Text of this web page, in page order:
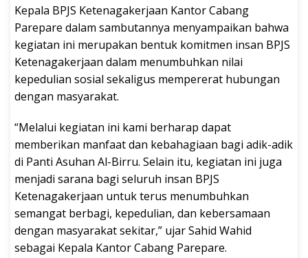
Kepala BPJS Ketenagakerjaan Kantor Cabang
Parepare dalam sambutannya menyampaikan bahwa
kegiatan ini merupakan bentuk komitmen insan BPJS
Ketenagakerjaan dalam menumbuhkan nilai
kepedulian sosial sekaligus mempererat hubungan
dengan masyarakat.
“Melalui kegiatan ini kami berharap dapat
memberikan manfaat dan kebahagiaan bagi adik-adik
di Panti Asuhan Al-Birru. Selain itu, kegiatan ini juga
menjadi sarana bagi seluruh insan BPJS
Ketenagakerjaan untuk terus menumbuhkan
semangat berbagi, kepedulian, dan kebersamaan
dengan masyarakat sekitar,” ujar Sahid Wahid
sebagai Kepala Kantor Cabang Parepare.